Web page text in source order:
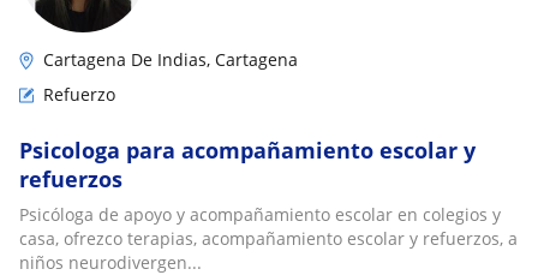
Cartagena De Indias, Cartagena
Refuerzo
Psicologa para acompañamiento escolar y
refuerzos
Psicóloga de apoyo y acompañamiento escolar en colegios y
casa, ofrezco terapias, acompañamiento escolar y refuerzos, a
niños neurodivergen...